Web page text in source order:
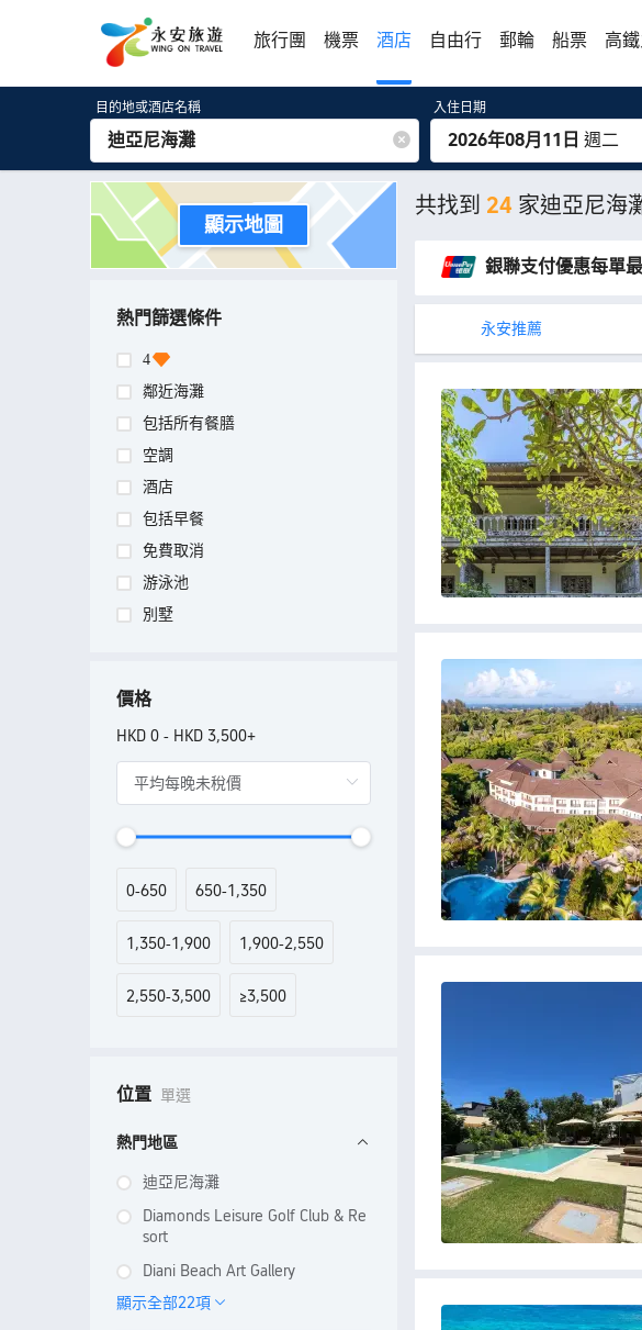
旅行團 機票 酒店 自由行 郵輪 船票 高
目的地或酒店名稱 入住日期
2026年08月11日 週二
顯示地圖
熱門篩選條件
4
鄰近海灘
包括所有餐膳
空調
酒店
包括早餐
免費取消
游泳池
別墅
價格
HKD 0 - HKD 3,500+
0-650 650-1,350
1,350-1,900 1,900-2,550
2,550-3,500 ≥3,500
位置 單選
熱門地區
迪亞尼海灘
Diamonds Leisure Golf Club & Re
sort
Diani Beach Art Gallery
顯示全部22項
共找到 24 家迪亞尼海
銀聯支付優惠每單
永安推薦